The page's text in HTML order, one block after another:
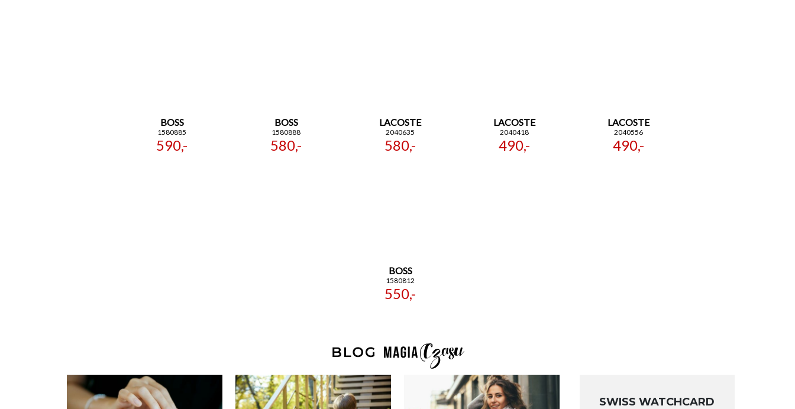
BOSS
1580885
590,-
BOSS
1580888
580,-
LACOSTE
2040635
580,-
LACOSTE
2040418
490,-
LACOSTE
2040556
490,-
BOSS
1580812
550,-
SWISS WATCHCARD